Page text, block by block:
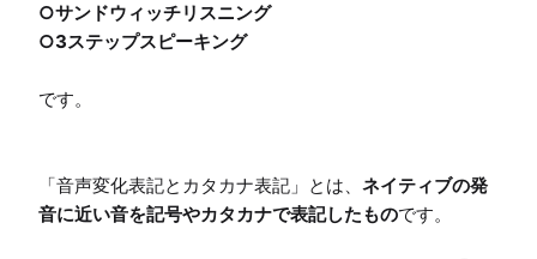
○サンドウィッチリスニング
です。
「音声変化表記とカタカナ表記」とは、 ネイティブの発
音に近い音を記号やカタカナで表記したものです。